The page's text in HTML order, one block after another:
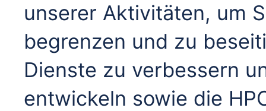
unserer Aktivitäten, um
begrenzen und zu
Dienste zu verbessern
entwickeln sowie die